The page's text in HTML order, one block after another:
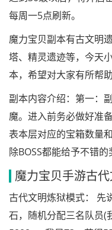
每周一5点刷新。
魔力宝贝副本有古文明
塔、精灵遗迹等，今天
本，希望对大家有所帮助
副本内容介绍：第一：
魔。进入前务必做好准
表本层对应的宝箱数量
除BOSS都能给予不错的
魔力宝贝手游古
古代文明炼狱模式： 先
石，随机分配三名队员(